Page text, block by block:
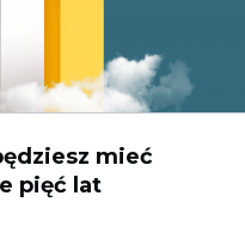
mieć
pięć lat